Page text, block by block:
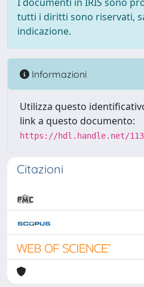
tutti i diritti sono riservati,
indicazione.
Informazioni
Utilizza questo
link a questo documento:
https://hdl.handle.net/
Citazioni